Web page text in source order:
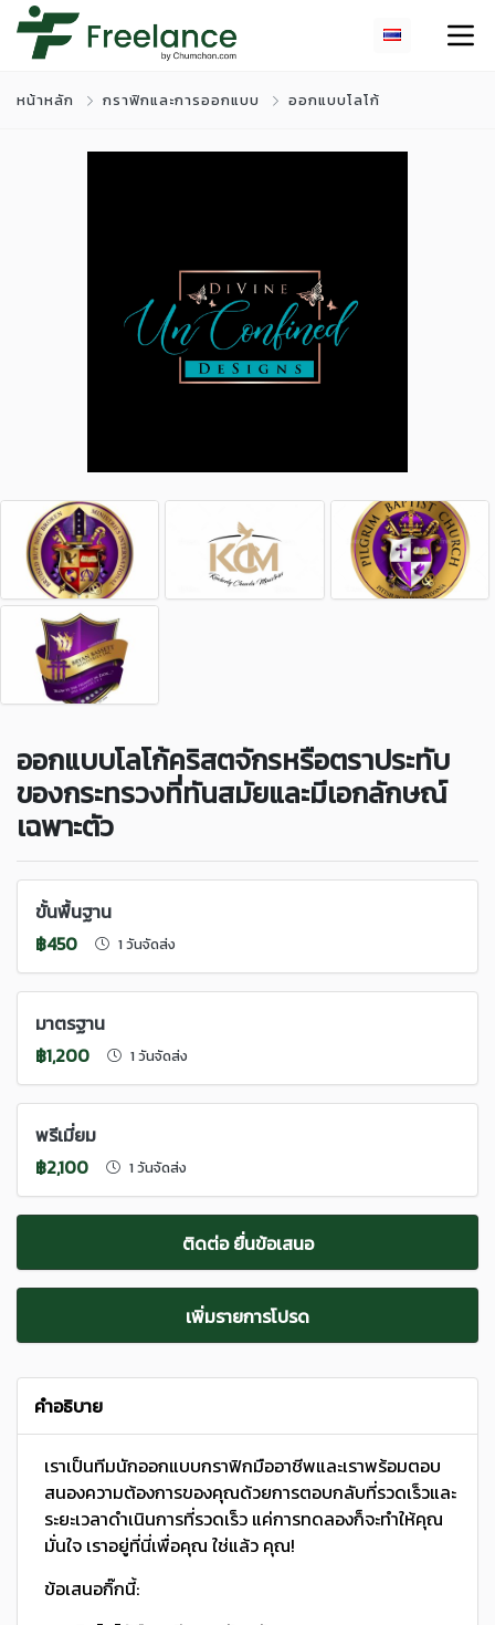
หน้าหลัก กราฟิกและการออกแบบ ออกแบบโลโก้
ออกแบบโลโก้คริสตจักรหรือตราประทับ
ของกระทรวงที่ทันสมัยและมีเอกลักษณ์
เฉพาะตัว
ขั้นพื้นฐาน
฿450
1 วันจัดส่ง
มาตรฐาน
฿1,200
1 วันจัดส่ง
พรีเมี่ยม
฿2,100
1 วันจัดส่ง
ติดต่อ ยื่นข้อเสนอ
เพิ่มรายการโปรด
คำอธิบาย
เราเป็นทีมนักออกแบบกราฟิกมืออาชีพและเราพร้อมตอบ
สนองความต้องการของคุณด้วยการตอบกลับที่รวดเร็วและ
ระยะเวลาดำเนินการที่รวดเร็ว แค่การทดลองก็จะทำให้คุณ
มั่นใจ เราอยู่ที่นี่เพื่อคุณ ใช่แล้ว คุณ!
ข้อเสนอกิ๊กนี้: